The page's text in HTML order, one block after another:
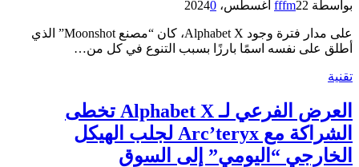
بواسطة fffm22 أغسطس، 2024 0
على مدار فترة وجود Alphabet X، كان “مصنع Moonshot” الذي
أطلق على نفسه اسمًا بارزًا بسبب التنوع في كل من…
تقنية
العرض الفرعي لـ Alphabet X تخطى
الشراكة مع Arc’teryx لجلب الهيكل
الخارجي “اليومي” إلى السوق